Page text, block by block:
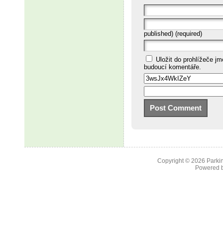
published) (required)
Uložit do prohlížeče
budoucí komentáře.
Copyright © 2026
Powered